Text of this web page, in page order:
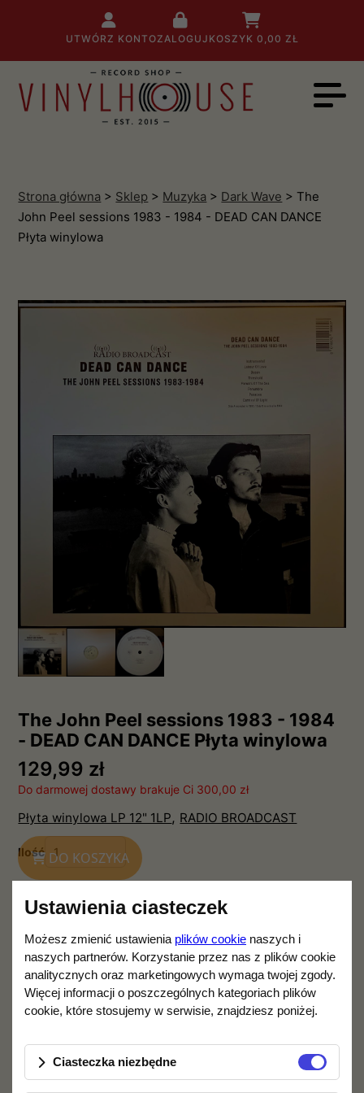
UTWÓRZ KONTOZALOGUJ KOSZYK 0,00 ZŁ
Strona główna > Sklep > Muzyka > Dark Wave > The
John Peel sessions 1983 - 1984 - DEAD CAN DANCE
Płyta winylowa
The John Peel sessions 1983 - 1984
- DEAD CAN DANCE Płyta winylowa
129,99 zł
Do darmowej dostawy brakuje Ci 300,00 zł
Płyta winylowa LP 12" 1LP, RADIO BROADCAST
Ilość DO KOSZYKA
Lista utworów:
Strona A (nagrania z 1983 roku – sesja z 19
listopada):
Ustawienia ciasteczek
Możesz zmienić ustawienia plików cookie naszych i
naszych partnerów. Korzystanie przez nas z plików cookie
analitycznych oraz marketingowych wymaga twojej zgody.
Więcej informacji o poszczególnych kategoriach plików
cookie, które stosujemy w serwisie, znajdziesz poniżej.
Ciasteczka niezbędne